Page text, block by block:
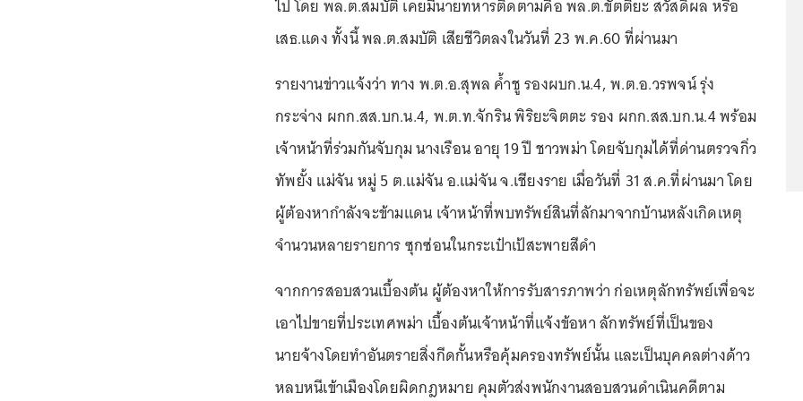
ไป โดย พล.ต.สมบัติ เคยมีนายทหารติดตามคือ พล.ต.ขัตติยะ สวัสดิผล หรือ
เสธ.แดง ทั้งนี้ พล.ต.สมบัติ เสียชีวิตลงในวันที่ 23 พ.ค.60 ที่ผ่านมา
รายงานข่าวแจ้งว่า ทาง พ.ต.อ.สุพล ค้ำชู รองผบก.น.4, พ.ต.อ.วรพจน์ รุ่ง
กระจ่าง ผกก.สส.บก.น.4, พ.ต.ท.จักริน พิริยะจิตตะ รอง ผกก.สส.บก.น.4 พร้อม
เจ้าหน้าที่ร่วมกันจับกุม นางเรือน อายุ 19 ปี ชาวพม่า โดยจับกุมได้ที่ด่านตรวจกิ่ว
ทัพยั้ง แม่จัน หมู่ 5 ต.แม่จัน อ.แม่จัน จ.เชียงราย เมื่อวันที่ 31 ส.ค.ที่ผ่านมา โดย
ผู้ต้องหากำลังจะข้ามแดน เจ้าหน้าที่พบทรัพย์สินที่ลักมาจากบ้านหลังเกิดเหตุ
จำนวนหลายรายการ ซุกซ่อนในกระเป๋าเป้สะพายสีดำ
จากการสอบสวนเบื้องต้น ผู้ต้องหาให้การรับสารภาพว่า ก่อเหตุลักทรัพย์เพื่อจะ
เอาไปขายที่ประเทศพม่า เบื้องต้นเจ้าหน้าที่แจ้งข้อหา ลักทรัพย์ที่เป็นของ
นายจ้างโดยทำอันตรายสิ่งกีดกั้นหรือคุ้มครองทรัพย์นั้น และเป็นบุคคลต่างด้าว
หลบหนีเข้าเมืองโดยผิดกฎหมาย คุมตัวส่งพนักงานสอบสวนดำเนินคดีตาม